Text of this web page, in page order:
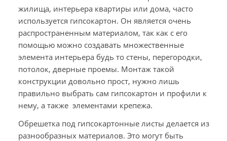
жилища, интерьера квартиры или дома, часто
используется гипсокартон. Он является очень
распространенным материалом, так как с его
помощью можно создавать множественные
элемента интерьера будь то стены, перегородки,
потолок, дверные проемы. Монтаж такой
конструкции довольно прост, нужно лишь
правильно выбрать сам гипсокартон и профили к
нему, а также элементами крепежа.
Обрешетка под гипсокартонные листы делается из
разнообразных материалов. Это могут быть